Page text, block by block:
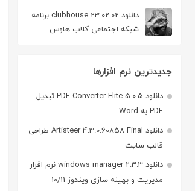
دانلود clubhouse 23.02.02 برنامه
شبکه اجتماعی کلاب هاوس
جدیدترین نرم افزارها
دانلود PDF Converter Elite 5.0.5 تبدیل
PDF به Word
دانلود Artisteer 4.3.0.60858 Final طراحی
قالب سایت
دانلود windows manager 2.3.3 نرم افزار
مدیریت و بهینه سازی ویندوز 10/11